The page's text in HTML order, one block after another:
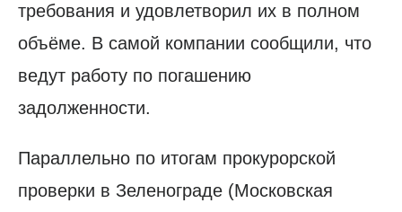
требования и удовлетворил их в полном
объёме. В самой компании сообщили, что
ведут работу по погашению
задолженности.
Параллельно по итогам прокурорской
проверки в Зеленограде (Московская